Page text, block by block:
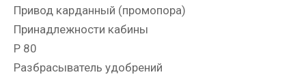
Привод карданный (промопора)
Принадлежности кабины
Р 80
Разбрасыватель удобрений